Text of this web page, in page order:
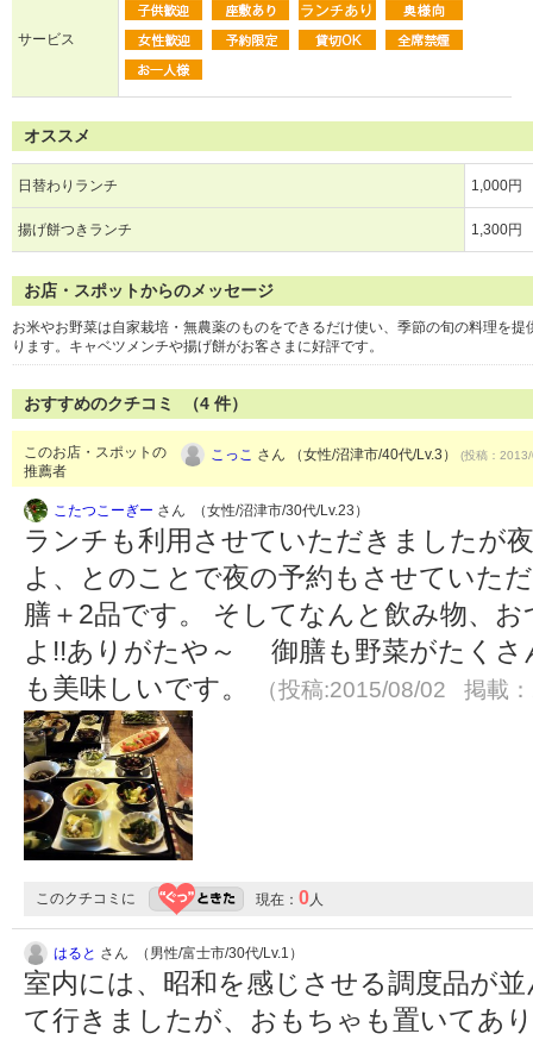
サービス
オススメ
日替わりランチ 1,000円
揚げ餅つきランチ 1,300円
お店・スポットからのメッセージ
お米やお野菜は自家栽培・無農薬のものをできるだけ使い、季節の旬の料理を
ります。キャベツメンチや揚げ餅がお客さまに好評です。
おすすめのクチコミ （4 件）
このお店・スポットの
推薦者
こっこ さん （女性/沼津市/40代/Lv.3） (投稿：
こたつこーぎー さん （女性/沼津市/30代/Lv.23）
ランチも利用させていただきましたが
よ、とのことで夜の予約もさせていた
膳＋2品です。 そしてなんと飲み物、
よ!!ありがたや～ 御膳も野菜がたくさ
も美味しいです。
（投稿:2015/08/02 掲載
このクチコミに 現在： 0人
はると さん （男性/富士市/30代/Lv.1）
室内には、昭和を感じさせる調度品が
て行きましたが、おもちゃも置いてあ